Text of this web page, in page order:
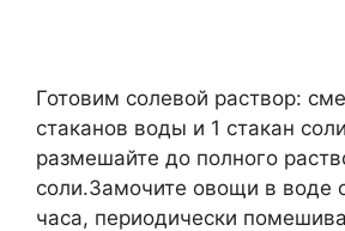
Готовим солевой раствор:
стаканов воды и 1 стакан
размешайте до полного
соли.Замочите овощи в воде
часа, периодически